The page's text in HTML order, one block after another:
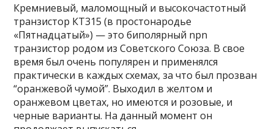
Кремниевый, маломощный и высокочастотный
транзистор КТ315 (в простонародье
«Пятнадцатый») — это биполярный npn
транзистор родом из Советского Союза. В свое
время был очень популярен и применялся
практически в каждых схемах, за что был прозван
“оранжевой чумой”. Выходил в желтом и
оранжевом цветах, но имеются и розовые, и
черные варианты. На данный момент он